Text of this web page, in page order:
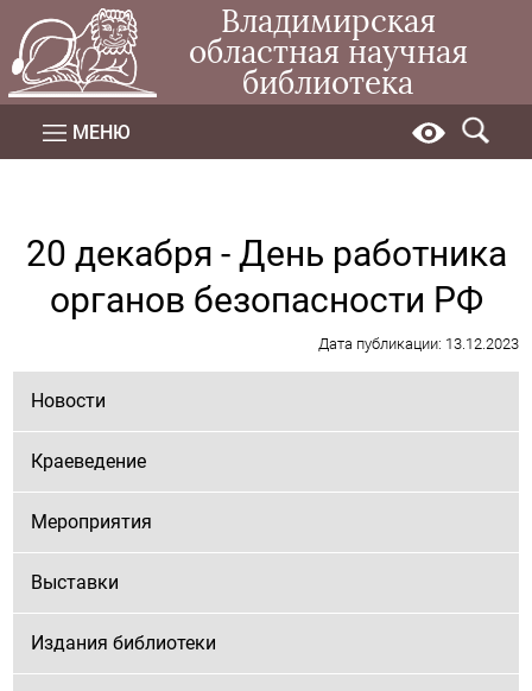
Владимирская
областная научная
библиотека
МЕНЮ
20 декабря - День работника
органов безопасности РФ
Дата публикации: 13.12.2023
Новости
Краеведение
Мероприятия
Выставки
Издания библиотеки